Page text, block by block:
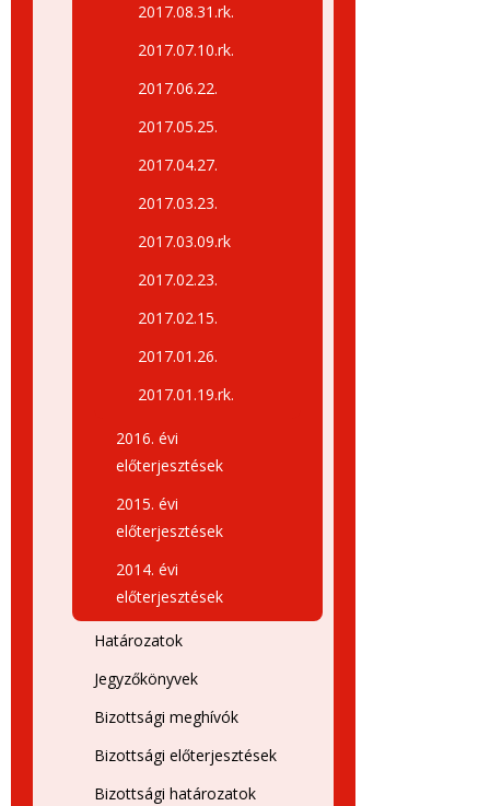
2017.08.31.rk.
2017.07.10.rk.
2017.06.22.
2017.05.25.
2017.04.27.
2017.03.23.
2017.03.09.rk
2017.02.23.
2017.02.15.
2017.01.26.
2017.01.19.rk.
2016. évi
előterjesztések
2015. évi
előterjesztések
2014. évi
előterjesztések
Határozatok
Jegyzőkönyvek
Bizottsági meghívók
Bizottsági előterjesztések
Bizottsági határozatok